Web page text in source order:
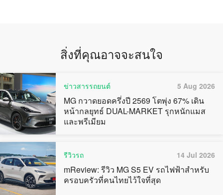
สิ่งที่คุณอาจจะสนใจ
ข่าวสารรถยนต์ 5 Aug 2026
MG กวาดยอดครึ่งปี 2569 โตพุ่ง 67% เดิน
หน้ากลยุทธ์ DUAL-MARKET รุกหนักแมส
และพรีเมียม
รีวิวรถ 14 Jul 2026
mReview: รีวิว MG S5 EV รถไฟฟ้าสำหรับ
ครอบครัวที่คนไทยไว้ใจที่สุด